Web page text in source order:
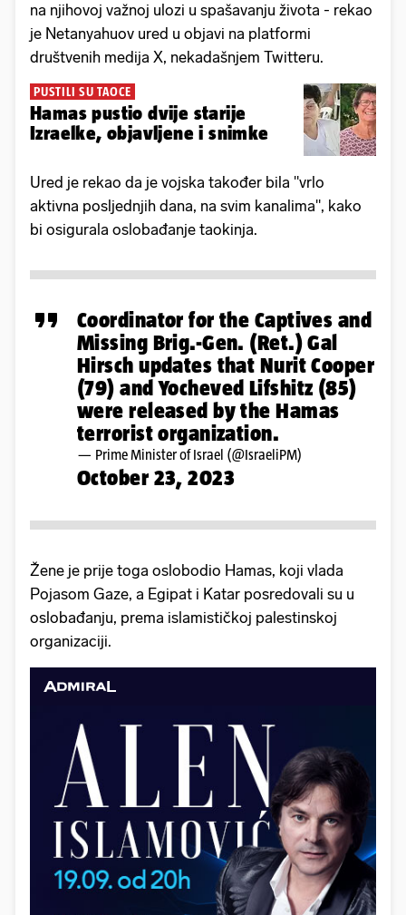
na njihovoj važnoj ulozi u spašavanju života - rekao
je Netanyahuov ured u objavi na platformi
društvenih medija X, nekadašnjem Twitteru.
PUSTILI SU TAOCE
Hamas pustio dvije starije
Izraelke, objavljene i snimke
Ured je rekao da je vojska također bila "vrlo
aktivna posljednjih dana, na svim kanalima", kako
bi osigurala oslobađanje taokinja.
Coordinator for the Captives and
Missing Brig.-Gen. (Ret.) Gal
Hirsch updates that Nurit Cooper
(79) and Yocheved Lifshitz (85)
were released by the Hamas
terrorist organization.
— Prime Minister of Israel (@IsraeliPM)
October 23, 2023
Žene je prije toga oslobodio Hamas, koji vlada
Pojasom Gaze, a Egipat i Katar posredovali su u
oslobađanju, prema islamističkoj palestinskoj
organizaciji.